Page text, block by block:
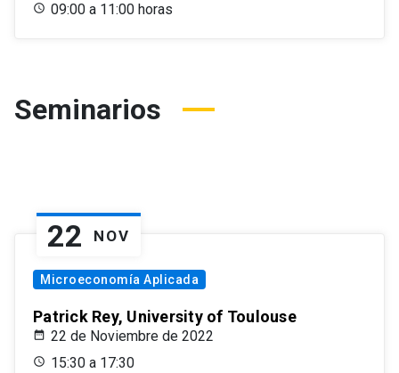
09:00 a 11:00 horas
Seminarios
22 NOV
Microeconomía Aplicada
Patrick Rey, University of Toulouse
22 de Noviembre de 2022
15:30 a 17:30